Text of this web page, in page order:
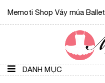
Memoti Shop Váy múa Ballet
DANH MỤC